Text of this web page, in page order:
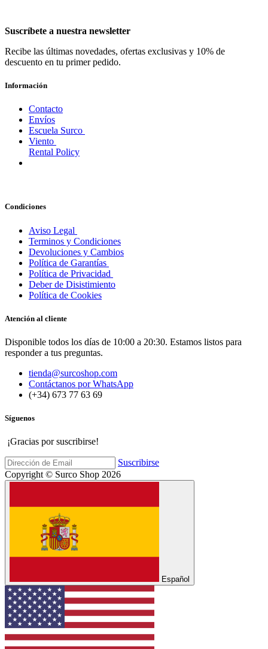
Suscríbete a nuestra newsletter
Recibe las últimas novedades, ofertas exclusivas y 10% de
descuento en tu primer pedido.
Información
Contacto
Envíos
Escuela Surco
Viento
Rental Policy
Condiciones
Aviso Legal
Terminos y Condiciones
Devoluciones y Cambios
Política de Garantías
Política de Privacidad
Deber de Disistimiento
Política de Cookies
Atención al cliente
Disponible todos los días de 10:00 a 20:30. Estamos listos para
responder a tus preguntas.
tienda@surcoshop.com
Contáctanos por WhatsApp
(+34) 673 77 63 69
Síguenos
¡Gracias por suscribirse!
Suscribirse
Copyright © Surco Shop 2026
Español